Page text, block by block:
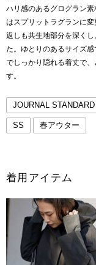
ハリ感のあるグログラン
はスプリットラグランに
返しも共生地部分を深く
た。ゆとりのあるサイズ
でしっかり隠れる着丈で
す。
JOURNAL STANDARD
SS 春アウター
着用アイテム